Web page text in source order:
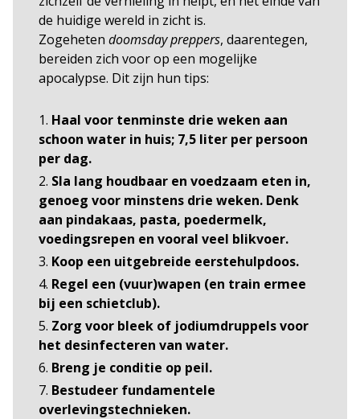
de huidige wereld in zicht is.
Zogeheten doomsday preppers, daarentegen,
bereiden zich voor op een mogelijke
apocalypse. Dit zijn hun tips:
Haal voor tenminste drie weken aan
schoon water in huis; 7,5 liter per persoon
per dag.
Sla lang houdbaar en voedzaam eten in,
genoeg voor minstens drie weken. Denk
aan pindakaas, pasta, poedermelk,
voedingsrepen en vooral veel blikvoer.
Koop een uitgebreide eerstehulpdoos.
Regel een (vuur)wapen (en train ermee
bij een schietclub).
Zorg voor bleek of jodiumdruppels voor
het desinfecteren van water.
Breng je conditie op peil.
Bestudeer fundamentele
overlevingstechnieken.